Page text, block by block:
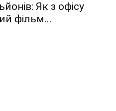
Як з офісу
фільм...